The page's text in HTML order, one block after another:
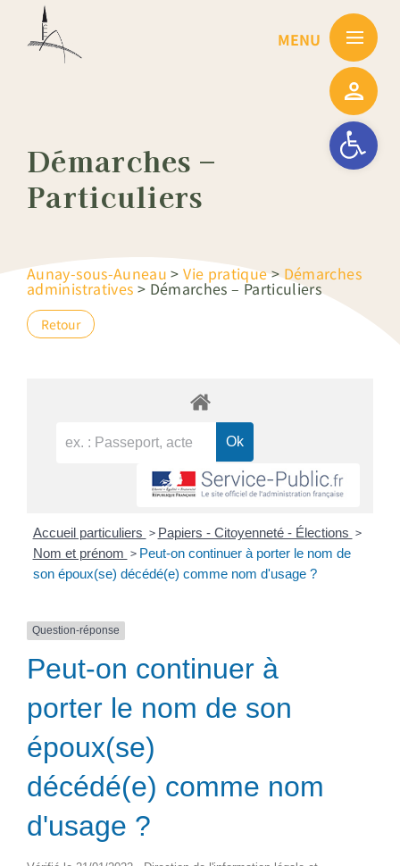
Ouvrir la
Démarches –
Particuliers
Aunay-sous-Auneau >Vie pratique>Démarches
administratives > Démarches – Particuliers
Retour
Accueil particuliers > Papiers - Citoyenneté - Élections >
Nom et prénom > Peut-on continuer à porter le nom de
son époux(se) décédé(e) comme nom d'usage ?
Question-réponse
Peut-on continuer à
porter le nom de son
époux(se)
décédé(e) comme nom
d'usage ?